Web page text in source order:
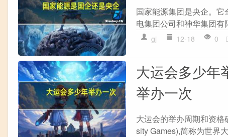
国家能源集团是央企。
电集团公司和神华集团
gj 12-18 0
大运会多少年
举办一次
大运会的举办周期和资
sity Games),简称为世界